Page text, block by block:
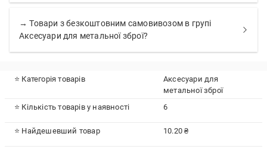
→ Товари з безкоштовним самовивозом в групі
Аксесуари для метальної зброї?
⭐ Категорія товарів
Аксесуари для
метальної зброї
⭐ Кількість товарів у наявності
6
⭐ Найдешевший товар 10.20 ₴